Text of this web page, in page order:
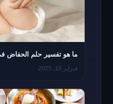
ما هو تفسير حلم الحفاض
فبراير 16, 2025